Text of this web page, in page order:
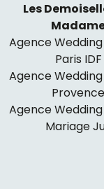
Les
Agence
Paris IDF
Agence
Provence
Agence
Mariage